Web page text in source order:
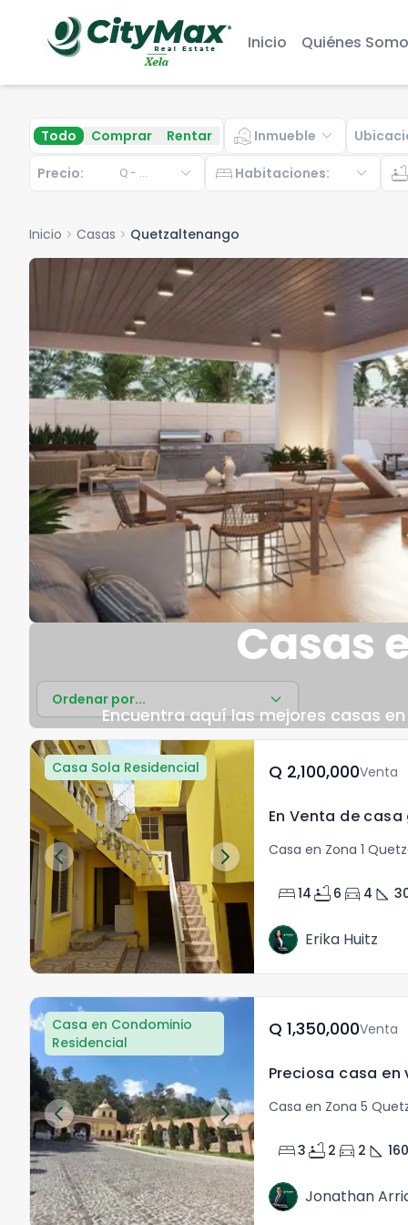
Inicio Quiénes
Todo Comprar Rentar real_estate_agent Inmueble expand_more
Precio: Q - ... expand_more bed Habitaciones: expand_more bathtub
Inicio chevron_right Casas chevron_right Quetzaltenango
Casas
Encuentra aquí las mejores casas
Ordenar por...
Casa Sola Residencial Q	2,100,000Venta
Casa en Zona 1
bed14 bathtub 6 directions_car 4 square_foot
Erika Huitz
Casa en Condominio
Residencial
Q	1,350,000Venta
Casa en Zona 5
bed3 bathtub 2 directions_car 2 square_foot 160
Jonathan